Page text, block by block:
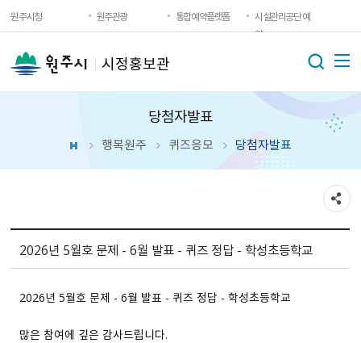
원주시청 원주관광 통합예약플랫폼
시설관리공단 예
약
시정홍보관
당첨자발표
행복원주 퀴즈응모 당첨자발표
2026년 5월호 문제 - 6월 발표 - 퀴즈 정답 - 학성초등학교
2026년 5월호 문제 - 6월 발표 - 퀴즈 정답 - 학성초등학교
많은 참여에 깊은 감사드립니다.